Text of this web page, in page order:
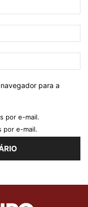
para a
por e-mail.
por e-mail.